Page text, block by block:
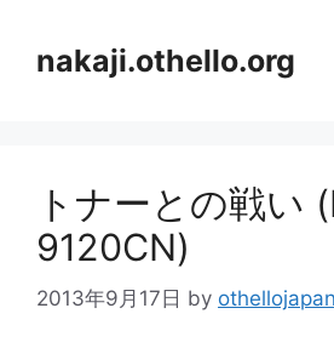
nakaji.othello.org
トナーとの戦い
9120CN)
2013年9月17日 by